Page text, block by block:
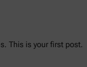
This is your first post.